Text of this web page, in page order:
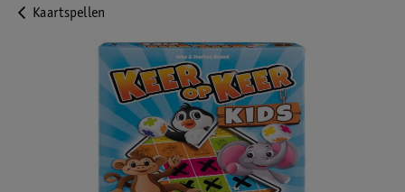
Kaartspellen